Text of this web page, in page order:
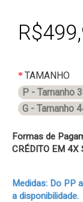
TAMANHO
P - Tamanho
G - Tamanho
Formas de
CRÉDITO EM 4X
Medidas: Do PP
a disponibilidade.